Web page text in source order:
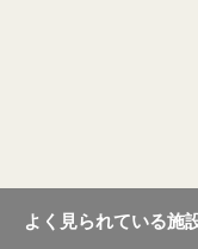
よく見られている施